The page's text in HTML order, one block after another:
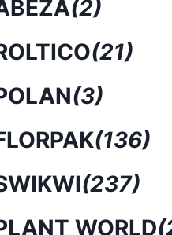
(2)
(21)
(3)
(136)
(237)
WORLD